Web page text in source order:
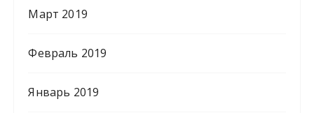
Март 2019
Февраль 2019
Январь 2019